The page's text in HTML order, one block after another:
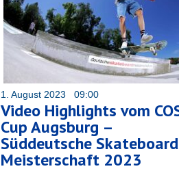
1. August 2023 09:00
Video Highlights vom
Cup Augsburg –
Süddeutsche Skateboard
Meisterschaft 2023